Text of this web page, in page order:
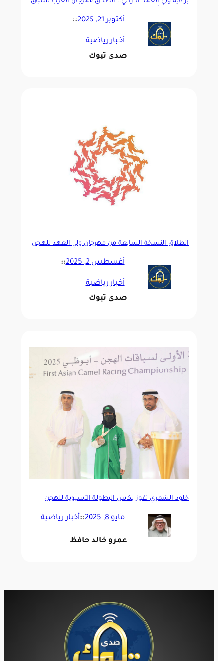
أكتوبر 21, 2025 ::
أخبار رياضية
صدى تبوك
انطلاق النسخة السابعة من مهرجان ولي العهد للهجن
أغسطس 2, 2025 ::
أخبار رياضية
صدى تبوك
خلود الشمري تفوز بكأس البطولة الآسيوية للهجن
مايو 8, 2025 ::أخبار رياضية
عمرو خالد حافظ